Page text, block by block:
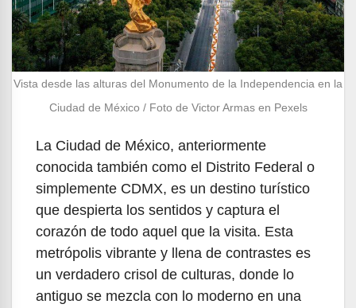
Vista desde las alturas del Monumento de la Independencia en la
Ciudad de México / Foto de Victor Armas en Pexels
La Ciudad de México, anteriormente
conocida también como el Distrito Federal o
simplemente CDMX, es un destino turístico
que despierta los sentidos y captura el
corazón de todo aquel que la visita. Esta
metrópolis vibrante y llena de contrastes es
un verdadero crisol de culturas, donde lo
antiguo se mezcla con lo moderno en una